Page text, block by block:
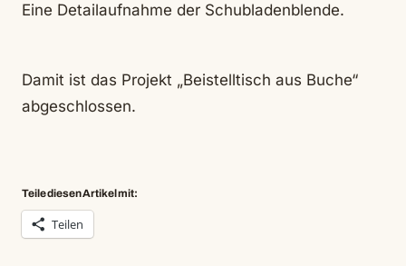
Eine Detailaufnahme der Schubladenblende.
Damit ist das Projekt „Beistelltisch aus Buche“
abgeschlossen.
Teile diesen Artikel mit:
Teilen